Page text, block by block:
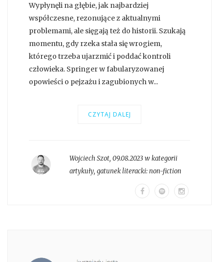
Wypłynęli na głębie, jak najbardziej
współczesne, rezonujące z aktualnymi
problemami, ale sięgają też do historii. Szukają
momentu, gdy rzeka stała się wrogiem,
którego trzeba ujarzmić i poddać kontroli
człowieka. Springer w fabularyzowanej
opowieści o pejzażu i zagubionych w...
CZYTAJ DALEJ
Wojciech Szot, 09.08.2023 w kategorii
artykuły, gatunek literacki:non-fiction